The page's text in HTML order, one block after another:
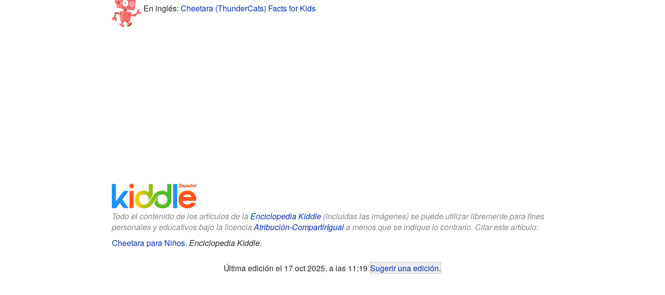
En inglés: Cheetara (ThunderCats) Facts for Kids
Todo el contenido de los artículos de la Enciclopedia Kiddle(incluidas las imágenes) se puede utilizar libremente para fines
personales y educativos bajo la licenciaAtribución-CompartirIguala menos que se indique lo contrario. Citar este artículo:
Cheetara para Niños. Enciclopedia Kiddle.
Última edición el 17 oct 2025, a las 11:19 Sugerir una edición.